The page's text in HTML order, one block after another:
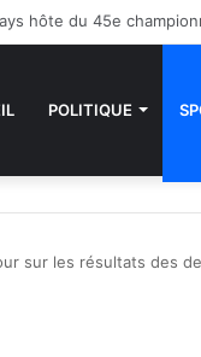
: Le Bénin tend
POLITIQUE
sur les résultats des